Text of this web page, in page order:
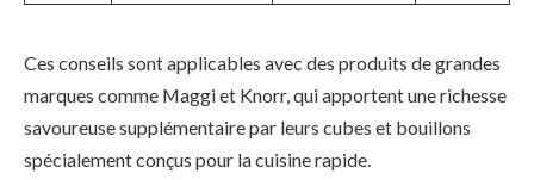
Ces conseils sont applicables avec des produits de grandes
marques comme Maggi et Knorr, qui apportent une richesse
savoureuse supplémentaire par leurs cubes et bouillons
spécialement conçus pour la cuisine rapide.